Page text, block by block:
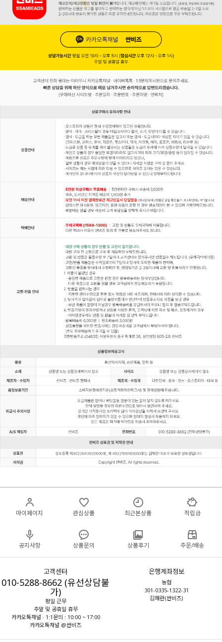
마이페이지 관심상품 최근본상품 적립금
공지사항 상품문의 상품후기 주문/배송
고객센터
010-5288-8662 (유선상담불
가)
평일 근무
주말 및 공휴일 휴무
카카오톡채널 · 1:1문의 : 10:00 ~ 17:00
카카오톡채널 @싼비즈
은행계좌정보
농협
301-0335-1322-31
김해란(싼비즈)